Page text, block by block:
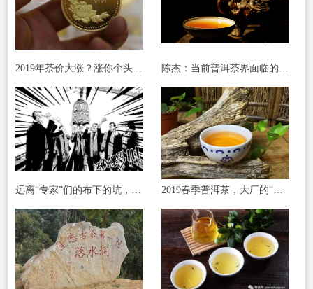
2019年茶价大涨？涨你个头！(大臻论茶259)
2019春季普洱茶，大厂的“标杆普洱茶”会怎么样